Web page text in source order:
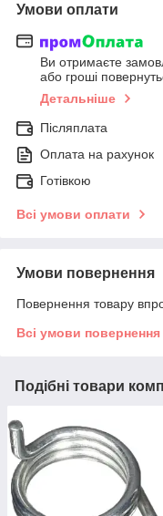
Умови оплати
Ви отримаєте
або гроші
Детальніше
Післяплата
Оплата на рахунок
Готівкою
Всі умови оплати
Умови повернення
Повернення товару
Всі умови повернення
Подібні товари